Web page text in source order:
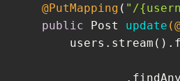
@PutMapping ( "/
public Post update